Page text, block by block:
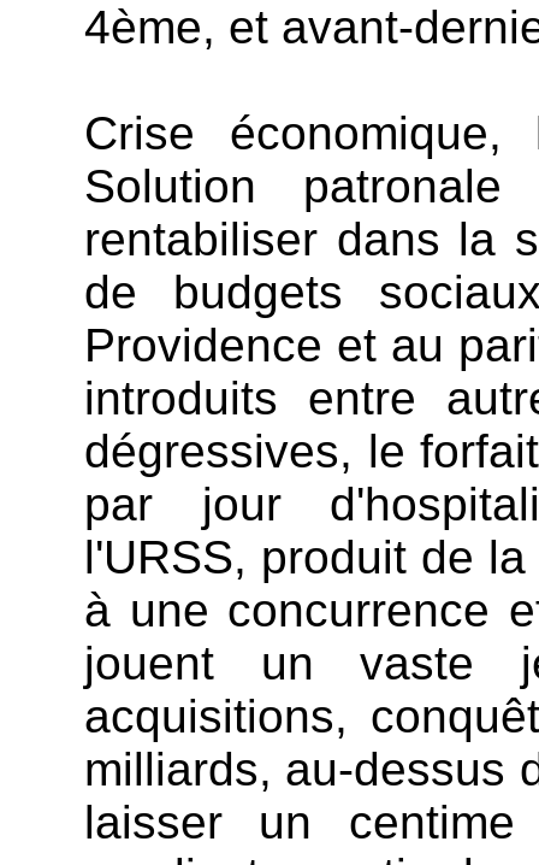
4ème, et avant-
Crise
Solution
rentabiliser dans la
de budgets
Providence et au
introduits entre
dégressives, le
par jour
l'URSS, produit de
à une concurrence
jouent un vaste
acquisitions,
milliards, au-dessus
laisser un